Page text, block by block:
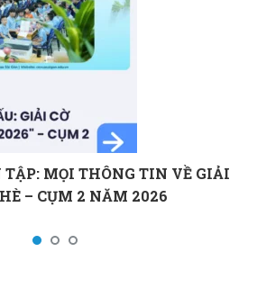
MỌI THÔNG TIN VỀ GIẢI
– CỤM 2 NĂM 2026